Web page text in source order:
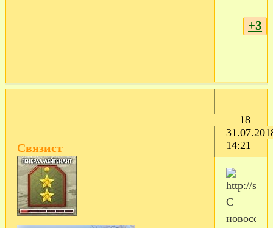
+3
18
14:21
Связист
С